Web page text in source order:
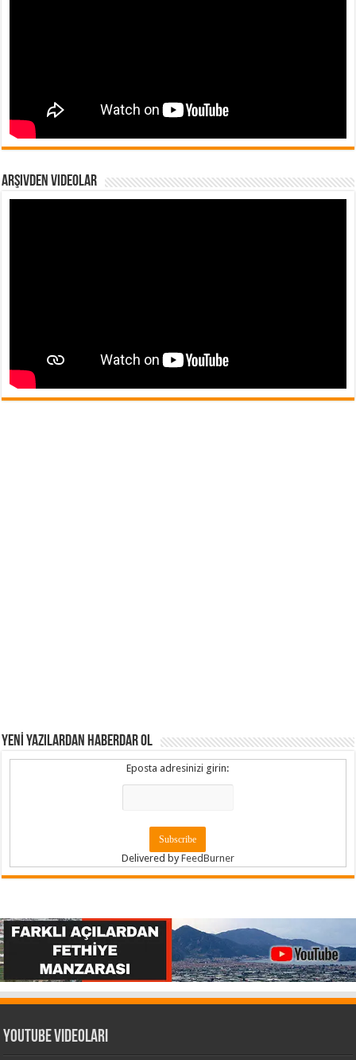
Arşivden Videolar
YENİ YAZILARDAN HABERDAR OL
Eposta adresinizi girin:
Delivered byFeedBurner
Youtube Videoları